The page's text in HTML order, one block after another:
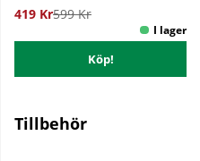
419 Kr599 Kr
Köp!
Tillbehör